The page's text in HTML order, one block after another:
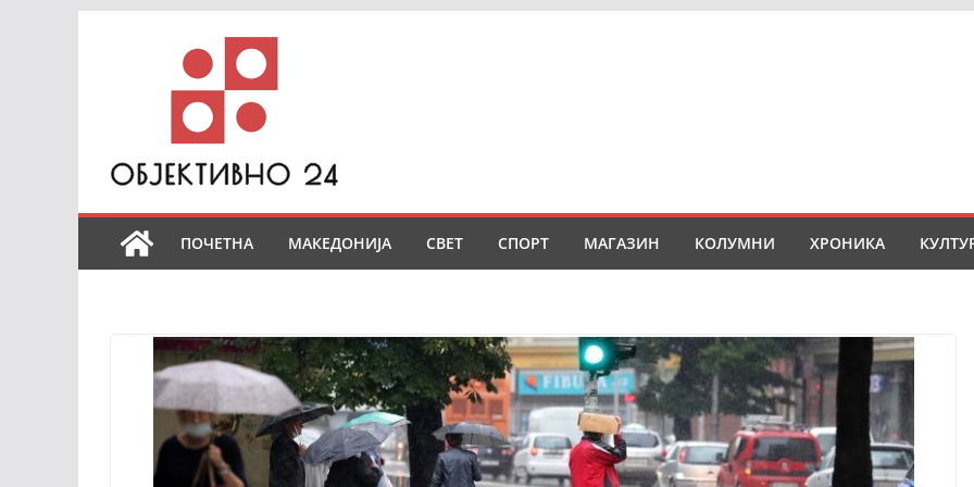
ПОЧЕТНА МАКЕДОНИЈА СВЕТ СПОРТ МАГАЗИН КОЛУМНИ ХРОНИКА